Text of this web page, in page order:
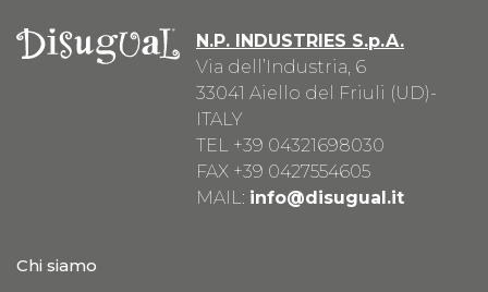
N.P. INDUSTRIES S.p.A.
Via dell’Industria, 6
33041 Aiello del Friuli (UD)-
ITALY
TEL +39 04321698030
FAX +39 0427554605
MAIL: info@disugual.it
Chi siamo